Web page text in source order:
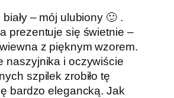
biały – mój ulubiony 🙂 .
prezentuje się świetnie –
z pięknym wzorem.
naszyjnika i oczywiście
szpilek zrobiło tę
bardzo elegancką. Jak